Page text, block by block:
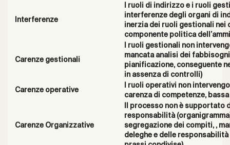
Interferenze
I ruoli di indirizzo e i ruoli
interferenze degli organi di
inerzia dei ruoli gestionali
componente politica
Carenze gestionali
I ruoli gestionali non
mancata analisi dei
pianificazione, conseguente
in assenza di controlli)
Carenze operative
I ruoli operativi non
carenza di competenze,
Carenze Organizzative
Il processo non è supportato
responsabilità
segregazione dei compiti, ,
deleghe e delle